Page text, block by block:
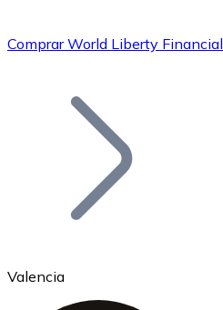
Bitcoin
Comprar World Liberty Financial
Valencia